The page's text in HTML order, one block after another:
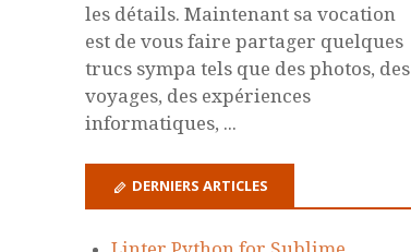
les détails. Maintenant sa vocation
est de vous faire partager quelques
trucs sympa tels que des photos, des
voyages, des expériences
informatiques, ...
DERNIERS ARTICLES